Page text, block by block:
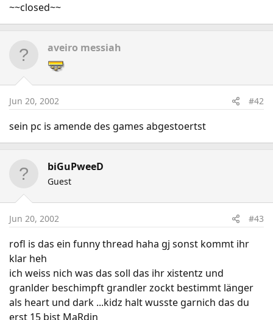
e
r
~~closed~~
aveiro messiah
Jun 20, 2002 #42
sein pc is amende des games abgestoertst
biGuPweeD
Guest
Jun 20, 2002 #43
rofl is das ein funny thread haha gj sonst kommt ihr
klar heh
ich weiss nich was das soll das ihr xistentz und
granlder beschimpft grandler zockt bestimmt länger
als heart und dark ...kidz halt wusste garnich das du
erst 15 bist MaRdin